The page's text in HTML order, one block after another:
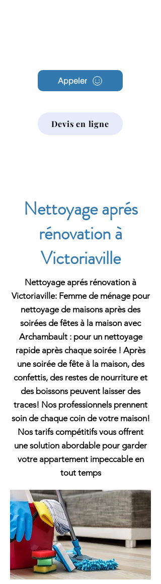
Appeler
Devis en ligne
Nettoyage aprés
rénovation à
Victoriaville
Nettoyage aprés rénovation à
Victoriaville: Femme de ménage pour
nettoyage de maisons après des
soirées de fêtes à la maison avec
Archambault : pour un nettoyage
rapide après chaque soirée ! Après
une soirée de fête à la maison, des
confettis, des restes de nourriture et
des boissons peuvent laisser des
traces! Nos professionnels prennent
soin de chaque coin de votre maison!
Nos tarifs compétitifs vous offrent
une solution abordable pour garder
votre appartement impeccable en
tout temps